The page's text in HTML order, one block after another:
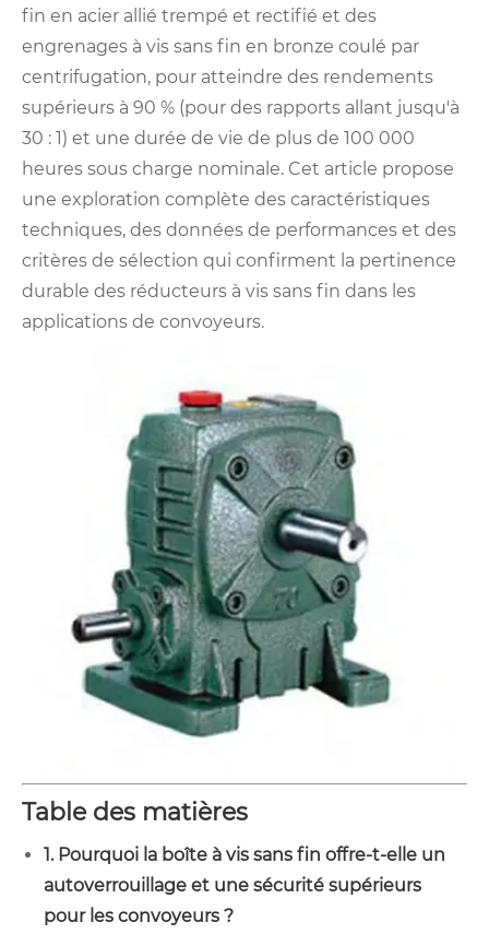
fin en acier allié trempé et rectifié et des
engrenages à vis sans fin en bronze coulé par
centrifugation, pour atteindre des rendements
supérieurs à 90 % (pour des rapports allant jusqu'à
30 : 1) et une durée de vie de plus de 100 000
heures sous charge nominale. Cet article propose
une exploration complète des caractéristiques
techniques, des données de performances et des
critères de sélection qui confirment la pertinence
durable des réducteurs à vis sans fin dans les
applications de convoyeurs.
Table des matières
1. Pourquoi la boîte à vis sans fin offre-t-elle un
autoverrouillage et une sécurité supérieurs
pour les convoyeurs ?